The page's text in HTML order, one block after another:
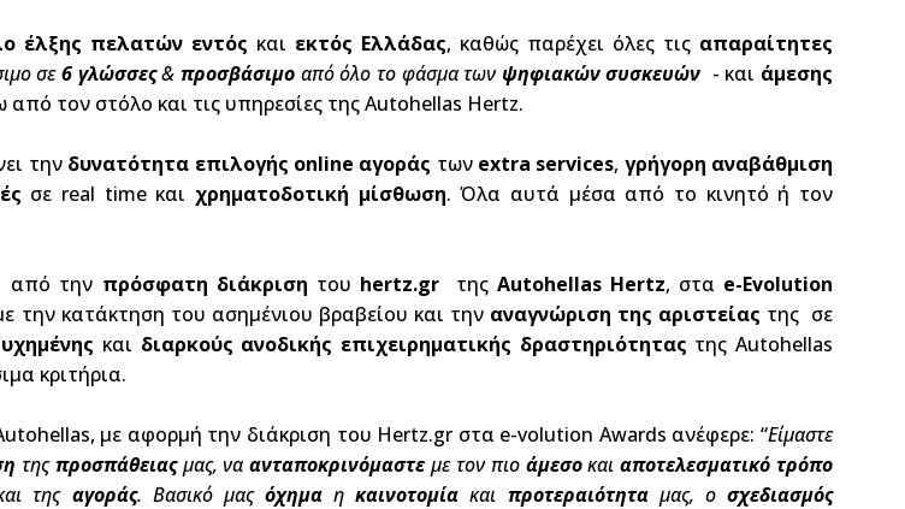
έλξης πελατών εντός και εκτός Ελλάδας, καθώς παρέχει όλες τις απαραίτητες
σε6 γλώσσες& προσβάσιμοαπό όλο το φάσμα των ψηφιακών συσκευών - και άμεσης
τον στόλο και τις υπηρεσίες της Autohellas Hertz.
την δυνατότητα επιλογής online αγοράς των extra services, γρήγορη αναβάθμιση
σε real time και χρηματοδοτική μίσθωση. Όλα αυτά μέσα από το κινητό ή τον
από την πρόσφατη διάκριση του hertz.gr της Autohellas Hertz, στα e-Evolution
την κατάκτηση του ασημένιου βραβείου και την αναγνώριση της αριστείας της σε
και διαρκούς ανοδικής επιχειρηματικής δραστηριότητας της Autohellas
κριτήρια.
με αφορμή την διάκριση του Hertz.gr στα e-volution Awards ανέφερε: “Είμαστε
τηςπροσπάθειαςμας, ναανταποκρινόμαστεμε τον πιο άμεσοκαιαποτελεσματικό τρόπο
της αγοράς. Βασικό μαςόχημα ηκαινοτομία και προτεραιότηταμας, οσχεδιασμός